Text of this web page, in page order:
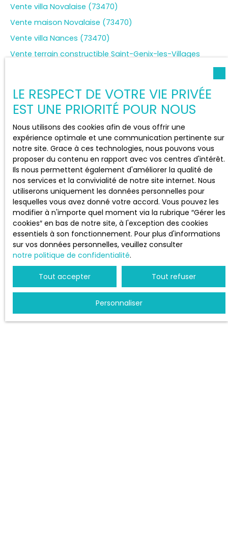
Vente villa Novalaise (73470)
Vente maison Novalaise (73470)
Vente villa Nances (73470)
Vente terrain constructible Saint-Genix-les-Villages
Vente terrain constructible Aiguebelette-le-Lac (73610)
JE SUIS PROPRIÉTAIRE
Estimez votre bien
Vendre avec nous
Espace vendeur
Gestion locative
Nous contacter
INFORMATIONS
Politique de confidentialité
LE RESPECT DE VOTRE VIE PRIVÉE
EST UNE PRIORITÉ POUR NOUS
Nous utilisons des cookies afin de vous offrir une
expérience optimale et une communication pertinente sur
notre site. Grace à ces technologies, nous pouvons vous
proposer du contenu en rapport avec vos centres d'intérêt.
Ils nous permettent également d'améliorer la qualité de
nos services et la convivialité de notre site internet. Nous
utiliserons uniquement les données personnelles pour
lesquelles vous avez donné votre accord. Vous pouvez les
modifier à n'importe quel moment via la rubrique ″Gérer les
cookies″ en bas de notre site, à l'exception des cookies
essentiels à son fonctionnement. Pour plus d'informations
sur vos données personnelles, veuillez consulter
notre politique de confidentialité.
Tout accepter Tout refuser
Personnaliser